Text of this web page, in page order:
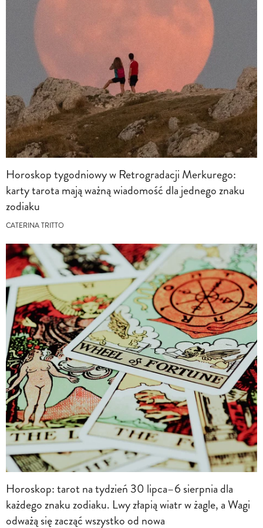
Horoskop tygodniowy w Retrogradacji Merkurego:
karty tarota mają ważną wiadomość dla jednego znaku
zodiaku
CATERINA TRITTO
Horoskop: tarot na tydzień 30 lipca–6 sierpnia dla
każdego znaku zodiaku. Lwy złapią wiatr w żagle, a Wagi
odważą się zacząć wszystko od nowa